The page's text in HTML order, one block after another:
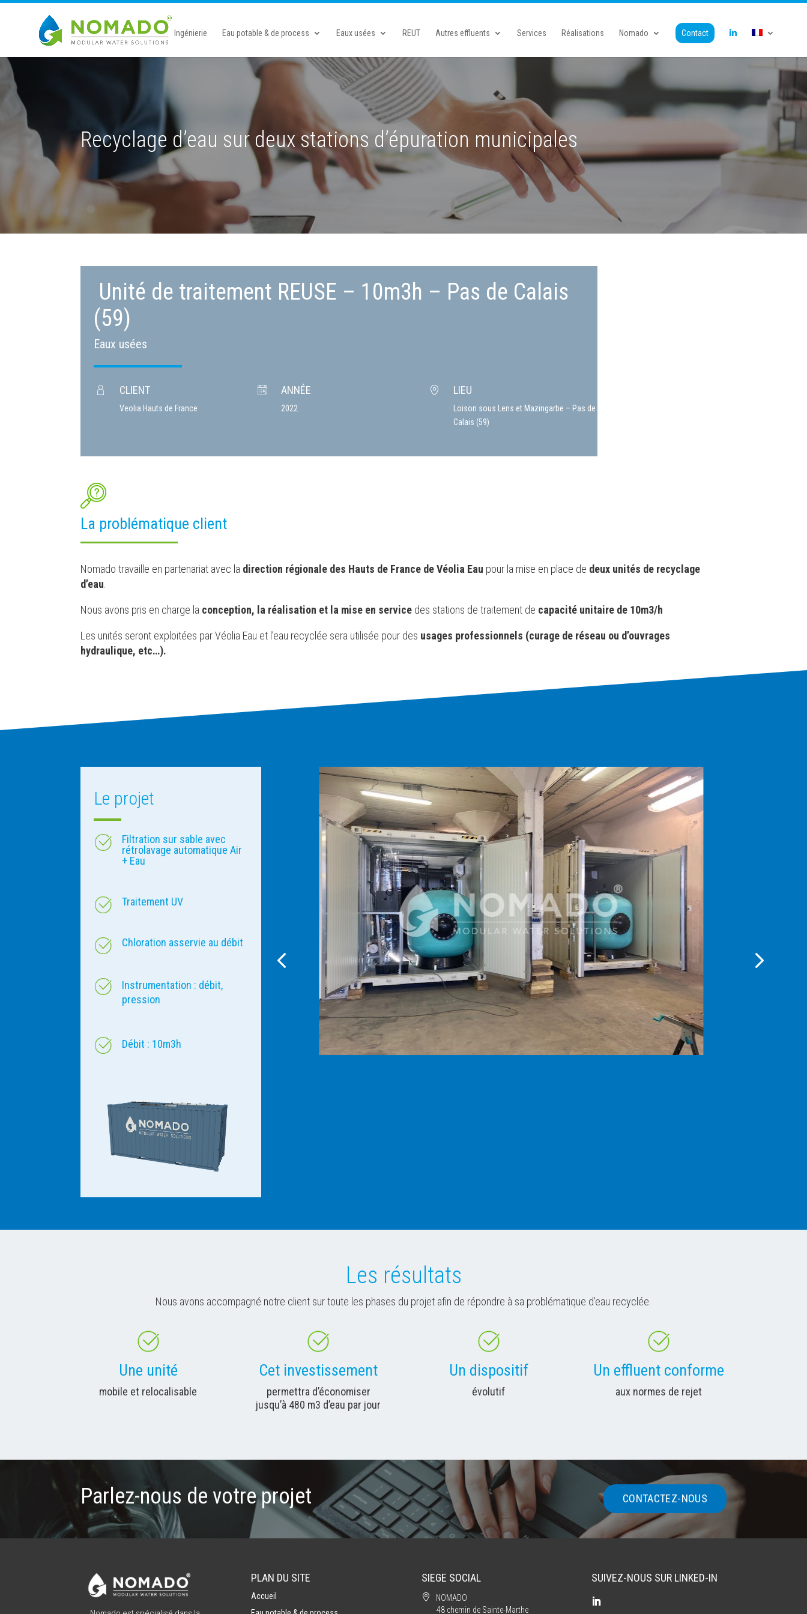
Ingénierie Eau potable & de process Eaux usées REUT Autres effluents Services Réalisations Nomado Contact
Recyclage d’eau sur deux stations d’épuration municipales
Unité de traitement REUSE – 10m3h – Pas de Calais
(59)
Eaux usées
CLIENT
Veolia Hauts de France
ANNÉE
2022
LIEU
Loison sous Lens et Mazingarbe – Pas de
Calais (59)
La problématique client
Nomado travaille en partenariat avec la direction régionale des Hauts de France de Véolia Eau pour la mise en place de deux unités de recyclage
d’eau
Nous avons pris en charge la conception, la réalisation et la mise en service des stations de traitement de capacité unitaire de 10m3/h
Les unités seront exploitées par Véolia Eau et l’eau recyclée sera utilisée pour des usages professionnels (curage de réseau ou d’ouvrages
hydraulique, etc…).
Le projet
Filtration sur sable avec
rétrolavage automatique Air
+ Eau
Traitement UV
Chloration asservie au débit
Instrumentation : débit,
pression
Débit : 10m3h
Les résultats
Nous avons accompagné notre client sur toute les phases du projet afin de répondre à sa problématique d’eau recyclée.
Une unité
mobile et relocalisable
Cet investissement
permettra d’économiser
jusqu’à 480 m3 d’eau par jour
Un dispositif
évolutif
Un effluent conforme
aux normes de rejet
Parlez-nous de votre projet CONTACTEZ-NOUS
PLAN DU SITE
Accueil
SIEGE SOCIAL

NOMADO
48 chemin de Sainte-Marthe
SUIVEZ-NOUS SUR LINKED-IN